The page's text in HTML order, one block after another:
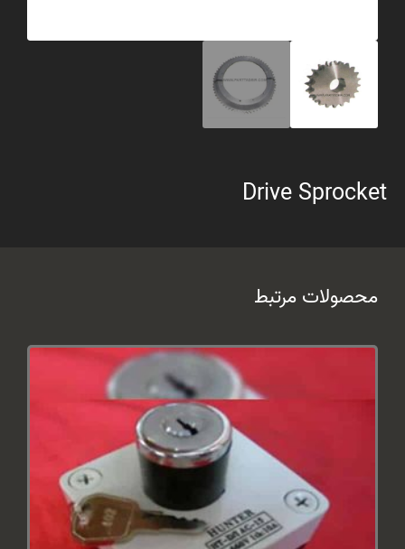
Drive Sprocket
محصولات مرتبط